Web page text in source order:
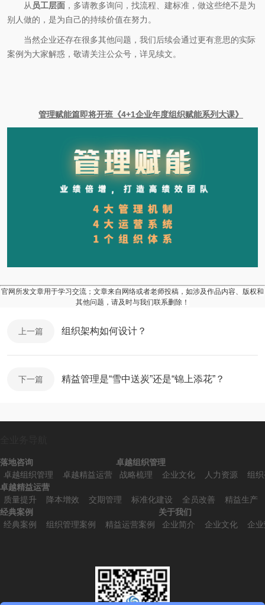
从员工层面 ，多请教多询问，找流程、建标准，做这些绝不是为
别人做的，是为自己的持续价值在努力。
当然企业还存在很多其他问题，我们后续会通过更有意思的实际
案例为大家解惑，敬请关注公众号，详见续文。
管理赋能篇即将开班《4+1企业年度组织赋能系列大课》
官网所发文章用于学习交流；文章来自网络或者老师投稿，如涉及作品内容、版权和
其他问题，请及时与我们联系删除！
上一篇 组织架构如何设计？
下一篇 精益管理是“雪中送炭”还是“锦上添花”？
落地咨询
卓越组织管理
卓越精益运营
卓越组织管理
战略梳理
企业文化 人力资源
组
卓越精益运营
质量提升
降本增效 交期管理 标准化建设 全员改善
精益生产
经典案例
经典案例
组织管理案例 精益运营案例
关于我们
企业简介
企业文化 企